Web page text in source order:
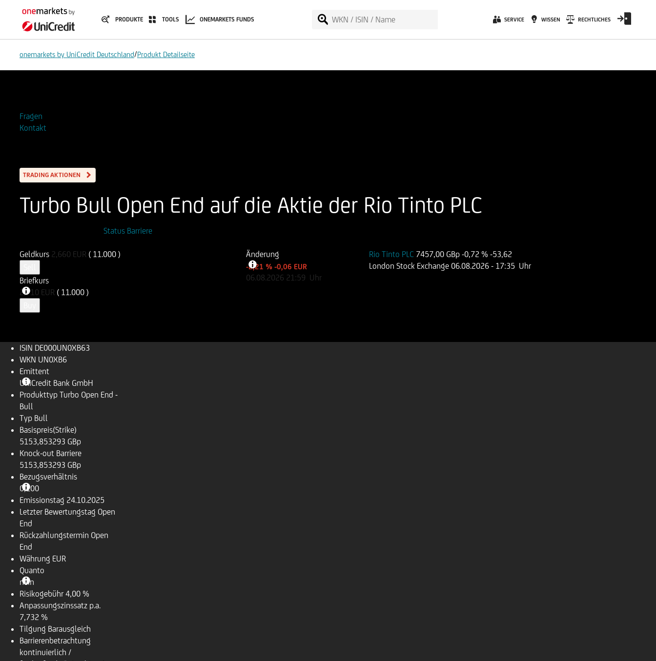
PRODUKTE TOOLS ONEMARKETS FUNDS SERVICE WISSEN RECHTLICHES
onemarkets by UniCredit Deutschland/Produkt Detailseite
Fragen
Kontakt
TRADING AKTIONEN
Turbo Bull Open End auf die Aktie der Rio Tinto PLC
Status Barriere
Geldkurs 2,660 EUR ( 11.000 )
Briefkurs
2,710 EUR ( 11.000 )
Änderung
-2,21 %-0,06 EUR
06.08.2026 21:59 Uhr
Rio Tinto PLC 7457,00 GBp -0,72 %-53,62
London Stock Exchange 06.08.2026 - 17:35 Uhr
ISIN DE000UN0XB63
WKN UN0XB6
Emittent
UniCredit Bank GmbH
Produkttyp Turbo Open End -
Bull
Typ Bull
Basispreis(Strike)
5153,853293 GBp
Knock-out Barriere
5153,853293 GBp
Bezugsverhältnis
0,100
Emissionstag 24.10.2025
Letzter Bewertungstag Open
End
Rückzahlungstermin Open
End
Währung EUR
Quanto
nein
Risikogebühr 4,00 %
Anpassungszinssatz p.a.
7,732 %
Tilgung Barausgleich
Barrierenbetrachtung
kontinuierlich /